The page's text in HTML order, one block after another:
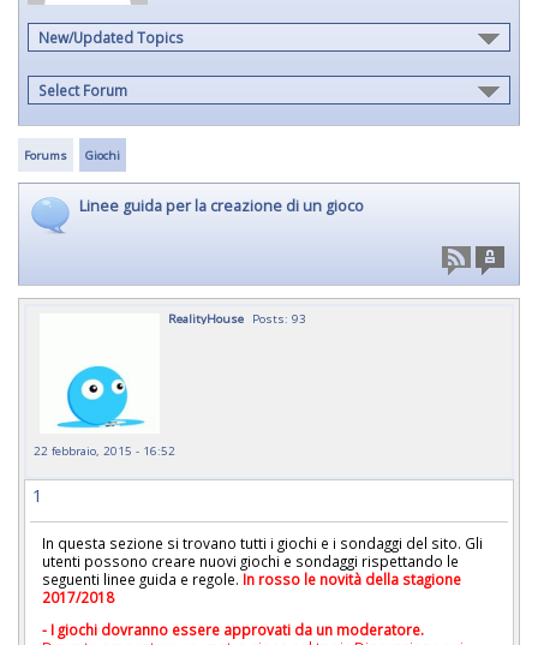
New/Updated Topics
Select Forum
Forums Giochi
Linee guida per la creazione di un gioco
RealityHouse Posts: 93
22 febbraio, 2015 - 16:52
1
In questa sezione si trovano tutti i giochi e i sondaggi del sito. Gli
utenti possono creare nuovi giochi e sondaggi rispettando le
seguenti linee guida e regole. In rosso le novità della stagione
2017/2018
- I giochi dovranno essere approvati da un moderatore.